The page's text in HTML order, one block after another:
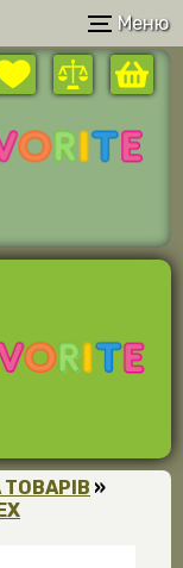
Меню
»